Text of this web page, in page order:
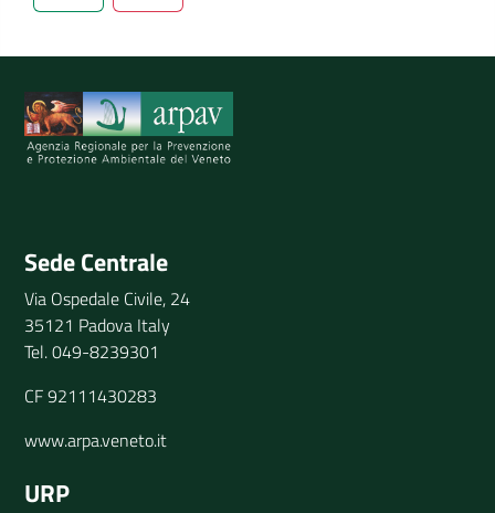
Spiegaci perchè, e aiutaci a migliorare il servizio
Sede Centrale
Via Ospedale Civile, 24
35121 Padova Italy
Tel. 049-8239301
CF 92111430283
www.arpa.veneto.it
URP